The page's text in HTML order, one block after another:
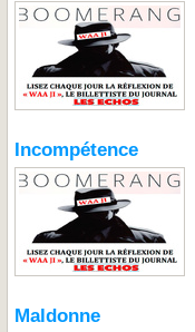
Incompétence
Maldonne